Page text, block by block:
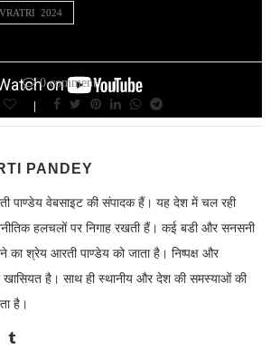
2024
0 comment
PANDEY
पाण्डेय वेबसाइट की संपादक हैं। यह देश में चल रही
हलचलों पर निगाह रखती हैं। कई बडी और सनसनी
श्रेय आरती पाण्डेय को जाता है। निष्पक्ष और
खासियत है। साथ ही स्थानीय और देश की समस्याओं की
है।